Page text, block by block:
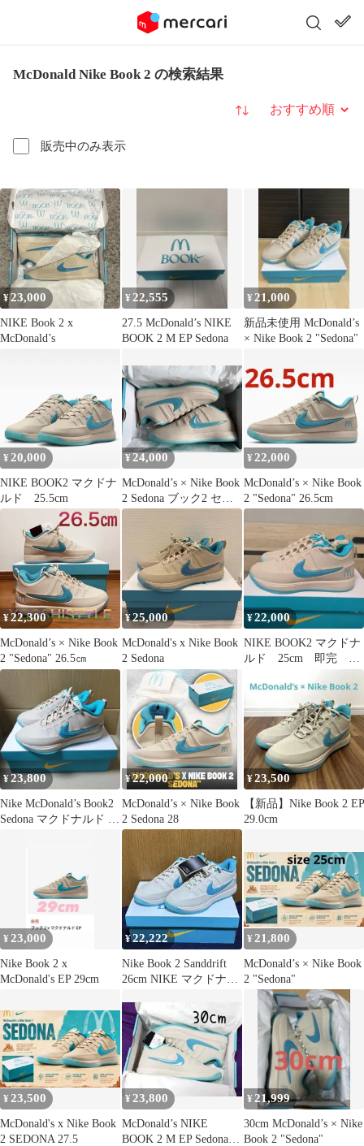
McDonald Nike Book 2 の検索結果
販売中のみ表示
並び替え
¥23,000
NIKE Book 2 x
McDonald’s
¥ 22,555
27.5 McDonald’s NIKE
BOOK 2 M EP Sedona
¥ 21,000
新品未使用 McDonald’s
× Nike Book 2 "Sedona"
¥ 20,000
NIKE BOOK2 マクドナ
ルド 25.5cm
¥ 24,000
McDonald’s × Nike Book
2 Sedona ブック2 セド
ナ
¥ 22,000
McDonald’s × Nike Book
2 "Sedona" 26.5cm
¥22,300
McDonald’s × Nike Book
2 "Sedona" 26.5㎝
¥25,000
McDonald's x Nike Book
2 Sedona
¥22,000
NIKE BOOK2 マクドナ
ルド 25cm 即完 レ
¥23,800
Nike McDonald’s Book2
Sedona マクドナルド ブ
¥22,000
McDonald’s × Nike Book
2 Sedona 28
¥23,500
【新品】Nike Book 2 EP
29.0cm
¥ 23,000
Nike Book 2 x
McDonald's EP 29cm
¥22,222
Nike Book 2 Sanddrift
26cm NIKE マクドナル
¥ 21,800
McDonald’s × Nike Book
2 "Sedona"
¥ 23,500
McDonald's x Nike Book
2 SEDONA 27.5
¥ 23,800
McDonald’s NIKE
BOOK 2 M EP Sedona
¥ 21,999
30cm McDonald’s × Nike
Book 2 "Sedona"